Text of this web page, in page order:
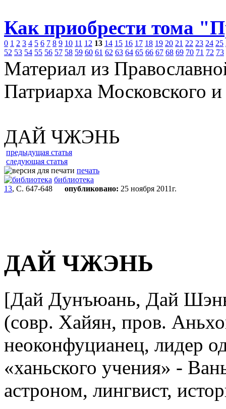
Как приобрести тома
0 1 2 3 4 5 6 7 8 9 10 11 12 13 14 15 16 17 18 19 20 21 22 23 24 25
52 53 54 55 56 57 58 59 60 61 62 63 64 65 66 67 68 69 70 71 72 73
Материал из
Патриарха Московского
ДАЙ ЧЖЭНЬ
предыдущая статья
следующая статья
печать
библиотека
13, С. 647-648 опубликовано: 25 ноября 2011г.
ДАЙ ЧЖЭНЬ
[Дай Дунъюань, Дай
(совр. Хайян, пров.
неоконфуцианец, лидер
«ханьского учения» -
астроном, лингвист,